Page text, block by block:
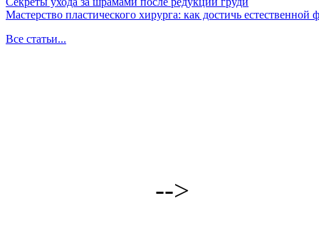
Мастерство пластического хирурга: как достичь
Все статьи...
-->